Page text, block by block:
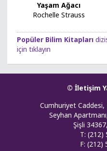
Yaşam Ağacı
Rochelle Strauss
Popüler Bilim Kitapları
için tıklayın
© İletişim
Cumhuriyet
Seyhan
Şişli
T: (212)
F: (212)